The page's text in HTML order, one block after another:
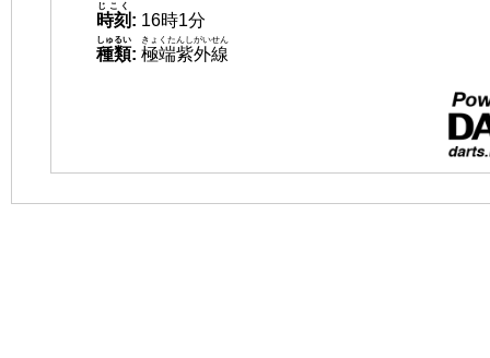
時刻
じこく
: 16時1分
種類
しゅるい
: 極端紫外線
きょくたんしがいせん